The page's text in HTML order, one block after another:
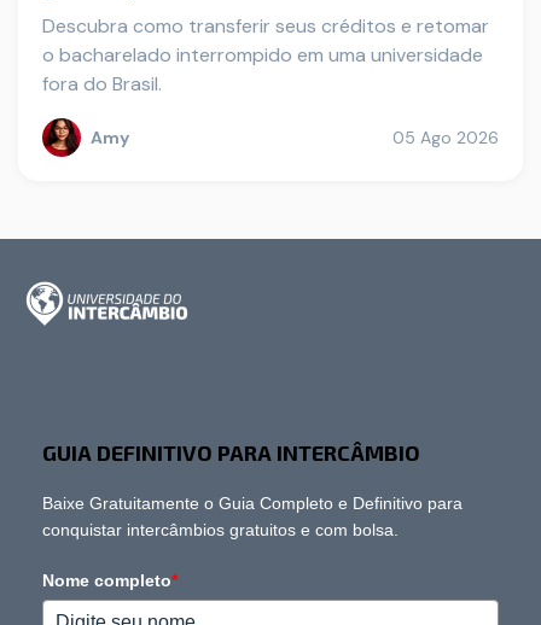
Descubra como transferir seus créditos e retomar
o bacharelado interrompido em uma universidade
fora do Brasil.
Amy 05 Ago 2026
GUIA DEFINITIVO PARA INTERCÂMBIO
Baixe Gratuitamente o Guia Completo e Definitivo para
conquistar intercâmbios gratuitos e com bolsa.
Nome completo*